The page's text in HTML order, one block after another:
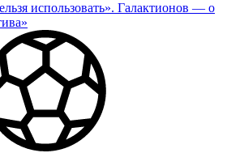
использовать». Галактионов — о